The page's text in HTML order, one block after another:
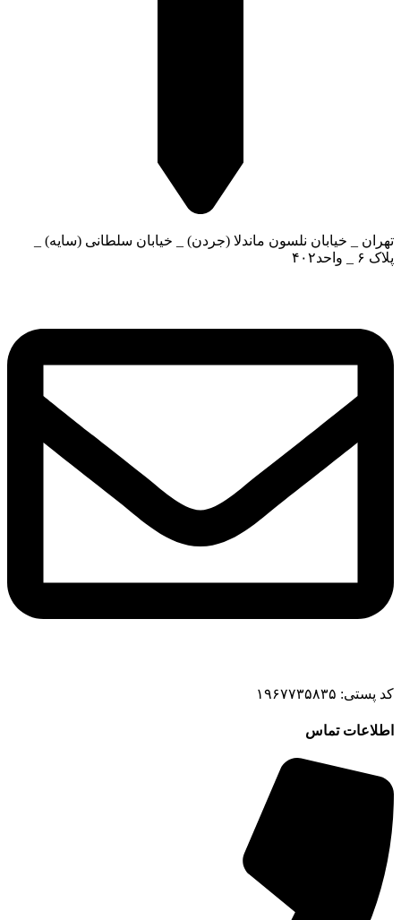
تهران _ خیابان نلسون ماندلا (جردن) _ خیابان سلطانی (سایه) _
پلاک ۶ _ واحد۴۰۲
کد پستی: ۱۹۶۷۷۳۵۸۳۵
اطلاعات تماس